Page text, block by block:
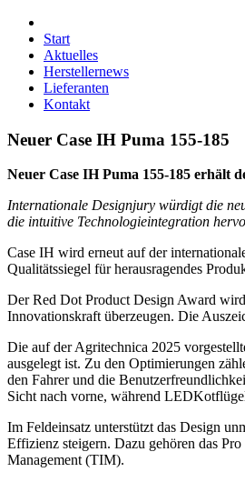
Start
Aktuelles
Herstellernews
Lieferanten
Kontakt
Neuer Case IH Puma 155-185
Neuer Case IH Puma 155-185 erhält
Internationale Designjury würdigt die
die intuitive Technologieintegration
Case IH wird erneut auf der
Qualitätssiegel für herausragendes
Der Red Dot Product Design Award
Innovationskraft überzeugen. Die
Die auf der Agritechnica 2025
ausgelegt ist. Zu den Optimierungen
den Fahrer und die
Sicht nach vorne, während
Im Feldeinsatz unterstützt das Design
Effizienz steigern. Dazu gehören das
Management (TIM).